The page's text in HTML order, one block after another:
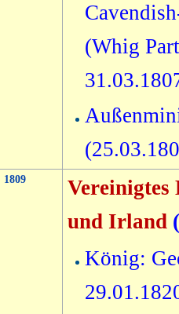
(Whig
1809
und Irland (
König: